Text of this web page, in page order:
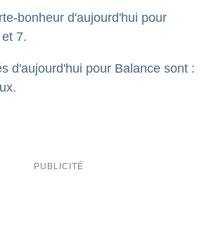
bonheur d'aujourd'hui pour
7.
d'aujourd'hui pour Balance sont :